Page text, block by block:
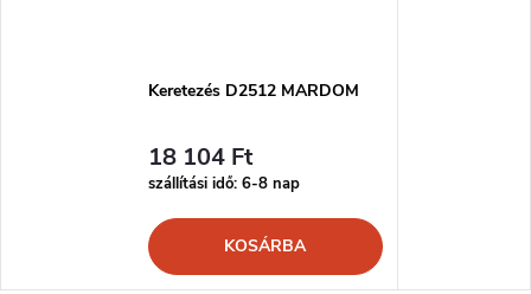
Keretezés D2512 MARDOM
18 104 Ft
szállítási idő: 6-8 nap
KOSÁRBA